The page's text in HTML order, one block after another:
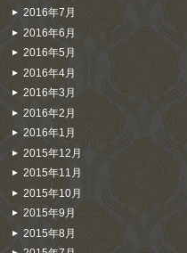
2016年7月
2016年6月
2016年5月
2016年4月
2016年3月
2016年2月
2016年1月
2015年12月
2015年11月
2015年10月
2015年9月
2015年8月